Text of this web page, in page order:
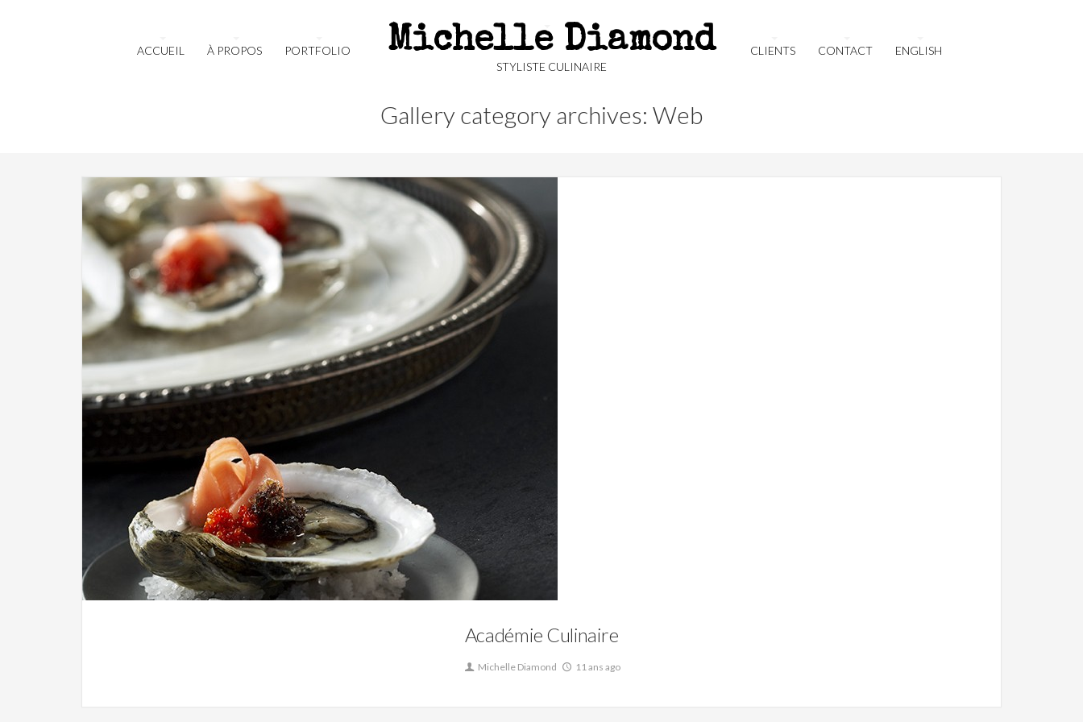
ACCUEIL À PROPOS PORTFOLIO Michelle Diamond
STYLISTE CULINAIRE
CLIENTS CONTACT ENGLISH
Gallery category archives: Web
Académie Culinaire
Michelle Diamond 11 ans ago